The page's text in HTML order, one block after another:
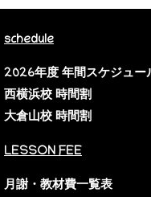
schedule
2026年度 年間スケジュー
西横浜校 時間割
大倉山校 時間割
LESSON FEE
月謝・教材費一覧表